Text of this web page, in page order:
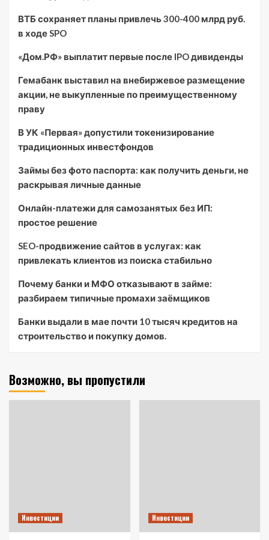
ВТБ сохраняет планы привлечь 300-400 млрд руб.
в ходе SPO
«Дом.РФ» выплатит первые после IPO дивиденды
Гемабанк выставил на внебиржевое размещение
акции, не выкупленные по преимущественному
праву
В УК «Первая» допустили токенизирование
традиционных инвестфондов
Займы без фото паспорта: как получить деньги, не
раскрывая личные данные
Онлайн-платежи для самозанятых без ИП:
простое решение
SEO-продвижение сайтов в услугах: как
привлекать клиентов из поиска стабильно
Почему банки и МФО отказывают в займе:
разбираем типичные промахи заёмщиков
Банки выдали в мае почти 10 тысяч кредитов на
строительство и покупку домов.
Возможно, вы пропустили
Инвестиции Инвестиции